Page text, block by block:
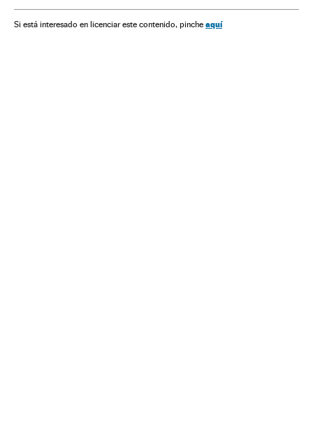
Presidência Brasil Legislação Brasileira Brasil
Si está interesado en licenciar este contenido, pinche aquí